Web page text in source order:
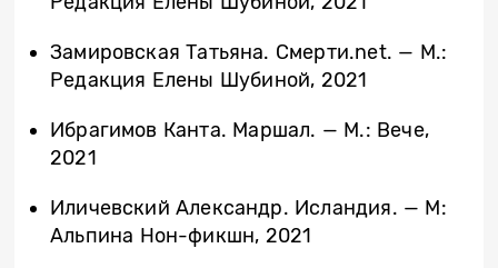
Замировская Татьяна. Смерти.net. — М.:
Редакция Елены Шубиной, 2021
Ибрагимов Канта. Маршал. ­— М.: Вече,
2021
Иличевский Александр. Исландия. — М:
Альпина Нон-фикшн, 2021